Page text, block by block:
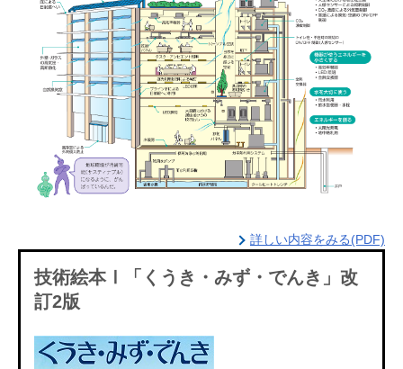
詳しい内容をみる(PDF)
技術絵本Ⅰ「くうき・みず・でんき」改
訂2版